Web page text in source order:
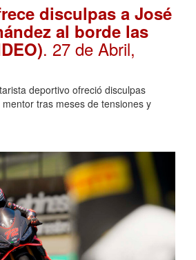
disculpas a José
al borde las
. 27 de Abril,
deportivo ofreció disculpas
tras meses de tensiones y